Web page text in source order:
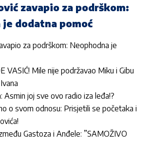
zavapio za podrškom:
je dodatna pomoć
za podrškom: Neophodna je
VASIĆ! Mile nije podržavao Miku i Gibu
Asmin joj sve ovo radio iza leđa!?
o svom odnosu: Prisjetili se početaka i
Gastoza i Anđele: ”SAMOŽIVO